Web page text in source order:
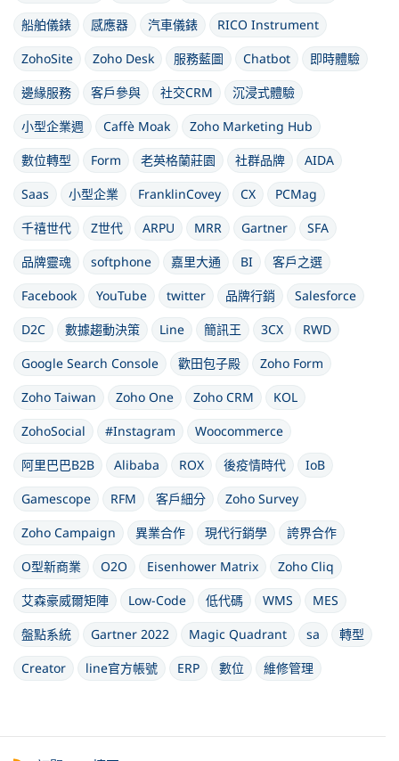
船舶儀錶
感應器 汽車儀錶
RICO Instrument
ZohoSite
Zoho Desk 服務藍圖 Chatbot
即時體驗
邊緣服務
客戶參與 社交CRM
沉浸式體驗
小型企業週
Caffè Moak
Zoho Marketing Hub
數位轉型
Form 老英格蘭莊園 社群品牌
AIDA
Saas
小型企業 FranklinCovey CX
PCMag
千禧世代
Z世代 ARPU MRR Gartner
SFA
品牌靈魂
softphone 嘉里大通 BI
客戶之選
Facebook
YouTube twitter 品牌行銷
Salesforce
D2C
數據趨動決策 Line 簡訊王 3CX
RWD
Google Search Console
歡田包子殿
Zoho Form
Zoho Taiwan
Zoho One Zoho CRM
KOL
ZohoSocial
#Instagram
Woocommerce
阿里巴巴B2B
Alibaba ROX 後疫情時代
IoB
Gamescope
RFM 客戶細分
Zoho Survey
Zoho Campaign
異業合作 現代行銷學
誇界合作
O型新商業
O2O Eisenhower Matrix
Zoho Cliq
艾森豪威爾矩陣
Low-Code 低代碼 WMS
MES
盤點系統
Gartner 2022 Magic Quadrant sa
轉型
Creator
line官方帳號 ERP 數位 維修管理